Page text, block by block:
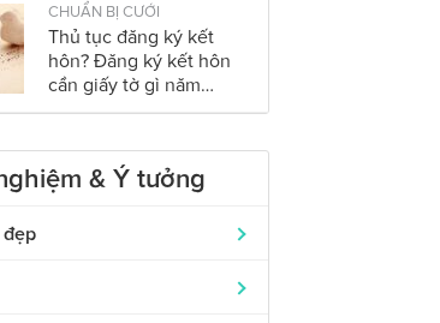
CHUẨN BỊ CƯỚI
Thủ tục đăng ký kết
hôn? Đăng ký kết hôn
cần giấy tờ gì năm
2023?
& Ý tưởng
319